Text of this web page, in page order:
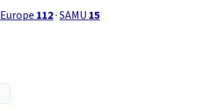
Europe 112·SAMU 15